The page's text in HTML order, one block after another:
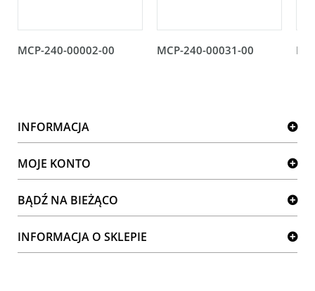
MCP-240-00002-00 MCP-240-00031-00
INFORMACJA
MOJE KONTO
BĄDŹ NA BIEŻĄCO
INFORMACJA O SKLEPIE